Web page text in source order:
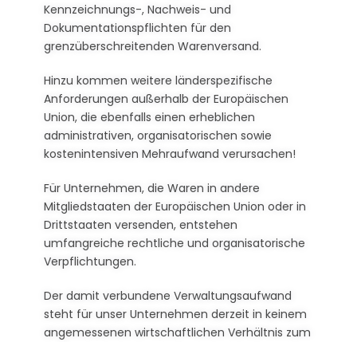
Kennzeichnungs-, Nachweis- und
Dokumentationspflichten für den
grenzüberschreitenden Warenversand.
Hinzu kommen weitere länderspezifische
Anforderungen außerhalb der Europäischen
Union, die ebenfalls einen erheblichen
administrativen, organisatorischen sowie
kostenintensiven Mehraufwand verursachen!
Für Unternehmen, die Waren in andere
Mitgliedstaaten der Europäischen Union oder in
Drittstaaten versenden, entstehen
umfangreiche rechtliche und organisatorische
Verpflichtungen.
Der damit verbundene Verwaltungsaufwand
steht für unser Unternehmen derzeit in keinem
angemessenen wirtschaftlichen Verhältnis zum